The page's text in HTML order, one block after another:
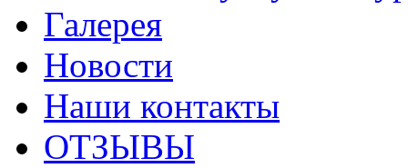
Галерея
Новости
Наши контакты
ОТЗЫВЫ